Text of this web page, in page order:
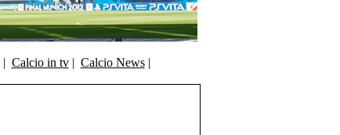
| Calcio in tv| Calcio News|